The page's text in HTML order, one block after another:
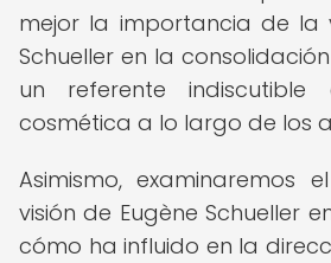
mejor la importancia de la
Schueller en la
un referente
cosmética a lo largo de los
Asimismo, examinaremos
visión de Eugène Schueller
cómo ha influido en la